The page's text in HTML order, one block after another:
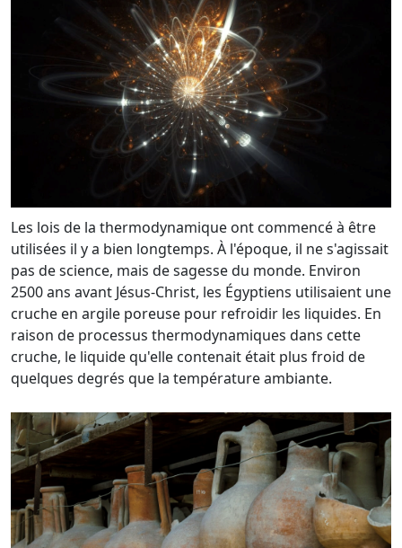
Les lois de la thermodynamique ont commencé à être
utilisées il y a bien longtemps. À l'époque, il ne s'agissait
pas de science, mais de sagesse du monde. Environ
2500 ans avant Jésus-Christ, les Égyptiens utilisaient une
cruche en argile poreuse pour refroidir les liquides. En
raison de processus thermodynamiques dans cette
cruche, le liquide qu'elle contenait était plus froid de
quelques degrés que la température ambiante.